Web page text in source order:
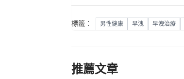
標籤： 男性健康 早洩 早洩治療
推薦文章